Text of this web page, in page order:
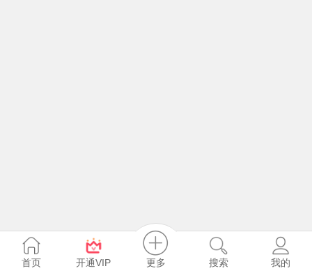
首页 开通VIP 更多 搜索 我的